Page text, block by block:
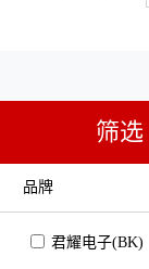
筛选
品牌
君耀电子(BK)